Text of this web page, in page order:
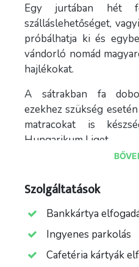
Egy jurtában hét
szálláslehetőséget,
próbálhatja ki és
vándorló nomád
hajlékokat.
A sátrakban fa
ezekhez szükség
matracokat is
Hungarikum Liget.
szabadon használtató
amely az esti
baráti beszélgetések
Szolgáltatások
Bankkártya
Ingyenes parkolás
Cafetéria kártyák